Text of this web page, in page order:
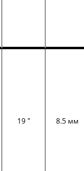
19 " 8.5 мм